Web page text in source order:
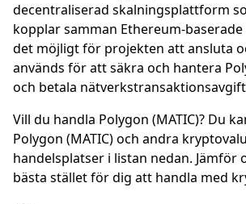
decentraliserad skalningsplattform
kopplar samman Ethereum-
det möjligt för projekten att ansluta
används för att säkra och hantera
och betala
Vill du handla Polygon (MATIC)? Du
Polygon (MATIC) och andra
handelsplatser i listan nedan. Jämför
bästa stället för dig att handla med